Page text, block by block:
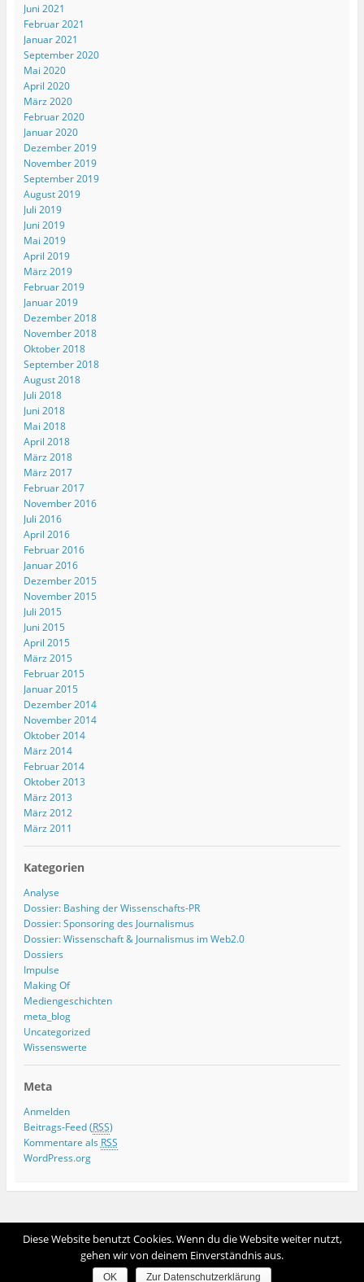
Juni 2021
Februar 2021
Januar 2021
September 2020
Mai 2020
April 2020
März 2020
Februar 2020
Januar 2020
Dezember 2019
November 2019
September 2019
August 2019
Juli 2019
Juni 2019
Mai 2019
April 2019
März 2019
Februar 2019
Januar 2019
Dezember 2018
November 2018
Oktober 2018
September 2018
August 2018
Juli 2018
Juni 2018
Mai 2018
April 2018
März 2018
März 2017
Februar 2017
November 2016
Juli 2016
April 2016
Februar 2016
Januar 2016
Dezember 2015
November 2015
Juli 2015
Juni 2015
April 2015
März 2015
Februar 2015
Januar 2015
Dezember 2014
November 2014
Oktober 2014
März 2014
Februar 2014
Oktober 2013
März 2013
März 2012
März 2011
Kategorien
Analyse
Dossier: Bashing der Wissenschafts-PR
Dossier: Sponsoring des Journalismus
Dossier: Wissenschaft & Journalismus im Web2.0
Dossiers
Impulse
Making Of
Mediengeschichten
meta_blog
Uncategorized
Wissenswerte
Meta
Anmelden
Beitrags-Feed (RSS)
Kommentare als RSS
WordPress.org
Proudly powered by WordPress
Diese Website benutzt Cookies. Wenn du die Website weiter nutzt,
gehen wir von deinem Einverständnis aus.
OK Zur Datenschutzerklärung